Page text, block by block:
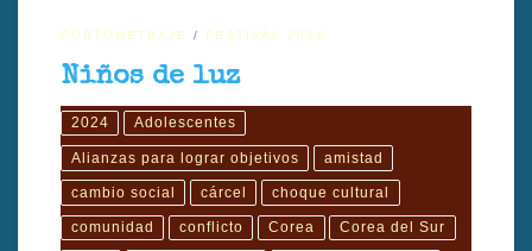
CORTOMETRAJE FESTIVAL 2024
Niños de luz
2024 Adolescentes
Alianzas para lograr objetivos amistad
cambio social cárcel choque cultural
comunidad conflicto Corea Corea del Sur